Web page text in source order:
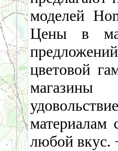
моделей
Цены в
цветовой
материалам
любой вкус.